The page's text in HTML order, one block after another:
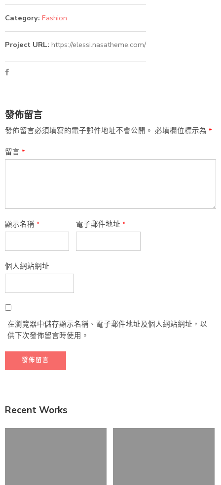
Category: Fashion
Project URL: https://elessi.nasatheme.com/
發佈留言
發佈留言必須填寫的電子郵件地址不會公開。 必填欄位標示為 *
留言 *
顯示名稱 * 電子郵件地址*
個人網站網址
在瀏覽器中儲存顯示名稱、電子郵件地址及個人網站網址，以
供下次發佈留言時使用。
Recent Works